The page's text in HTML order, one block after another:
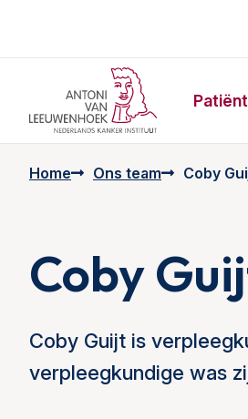
Home Ons team Coby
Coby
Coby Guijt is
verpleegkundige was